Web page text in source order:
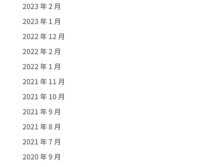
2023 年 2 月
2023 年 1 月
2022 年 12 月
2022 年 2 月
2022 年 1 月
2021 年 11 月
2021 年 10 月
2021 年 9 月
2021 年 8 月
2021 年 7 月
2020 年 9 月